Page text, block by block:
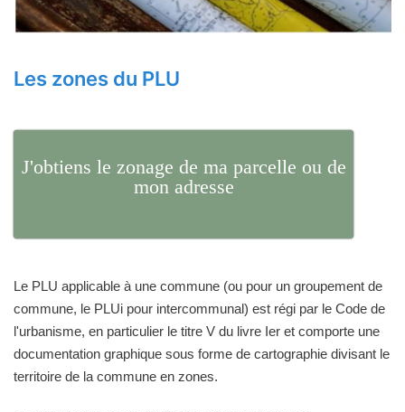
Les zones du PLU
J'obtiens le zonage de ma parcelle ou de
mon adresse
Le PLU applicable à une commune (ou pour un groupement de
commune, le PLUi pour intercommunal) est régi par le Code de
l'urbanisme, en particulier le titre V du livre Ier et comporte une
documentation graphique sous forme de cartographie divisant le
territoire de la commune en zones.